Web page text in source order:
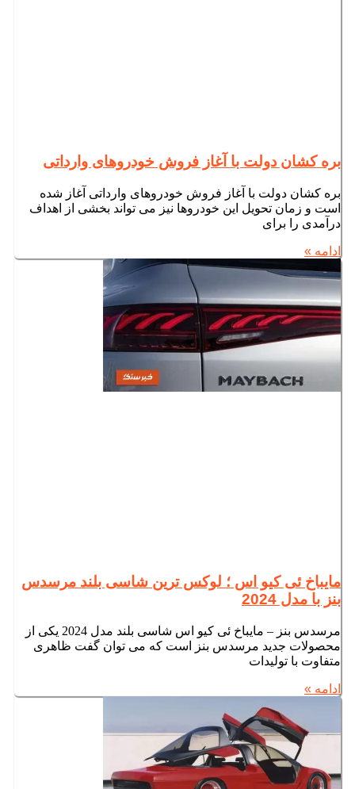
بره کشان دولت با آغاز فروش خودروهای وارداتی
بره کشان دولت با آغاز فروش خودروهای وارداتی آغاز شده
است و زمان تحویل این خودروها نیز می تواند بخشی از اهداف
درآمدی را برای
ادامه »
مایباخ ئی کیو اس ؛ لوکس ترین شاسی بلند مرسدس
بنز با مدل 2024
مرسدس بنز – مایباخ ئی کیو اس شاسی بلند مدل 2024 یکی از
محصولات جدید مرسدس بنز است که می توان گفت ظاهری
متفاوت با تولیدات
ادامه »